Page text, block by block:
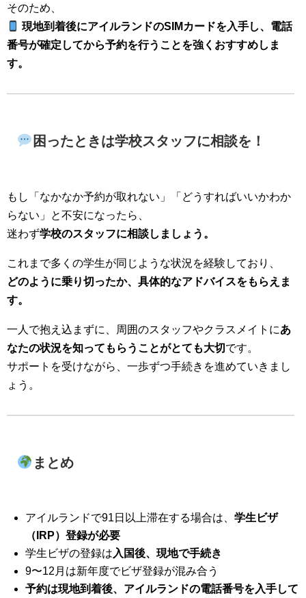
そのため、
現地到着後にアイルランドのSIMカードを入手し、電話
番号が確定してから予約を行うことを強くおすすめしま
す。
困ったときは学校スタッフに相談を！
もし「なかなか予約が取れない」「どうすればいいかわか
らない」と不安になったら、
迷わず学校のスタッフに相談しましょう。
これまで多くの学生が同じような状況を経験しており、
どのように乗り切ったか、具体的なアドバイスをもらえま
す。
一人で抱え込まずに、周囲のスタッフやクラスメイトにあ
なたの状況を知ってもらうことがとても大切です。
サポートを受けながら、一歩ずつ手続きを進めていきまし
ょう。
まとめ
アイルランドで91日以上滞在する場合は、学生ビザ
（IRP）登録が必要
学生ビザの登録は 入国後、現地で手続き
9〜12月は新年度でビザ登録が混み合う
予約は現地到着後、アイルランドの電話番号を入手して